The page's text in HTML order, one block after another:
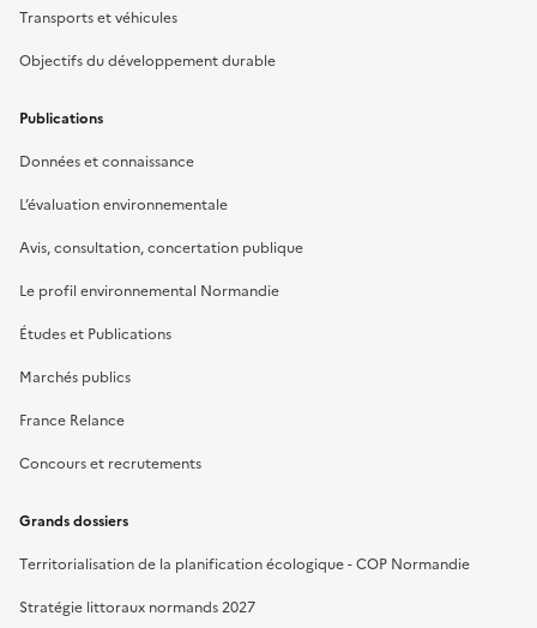
Transports et véhicules
Objectifs du développement durable
Publications
Données et connaissance
L’évaluation environnementale
Avis, consultation, concertation publique
Le profil environnemental Normandie
Études et Publications
Marchés publics
France Relance
Concours et recrutements
Grands dossiers
Territorialisation de la planification écologique - COP Normandie
Stratégie littoraux normands 2027